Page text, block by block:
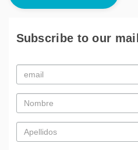
Subscribe to our
Email
*
Nombre
*
Apellidos
*